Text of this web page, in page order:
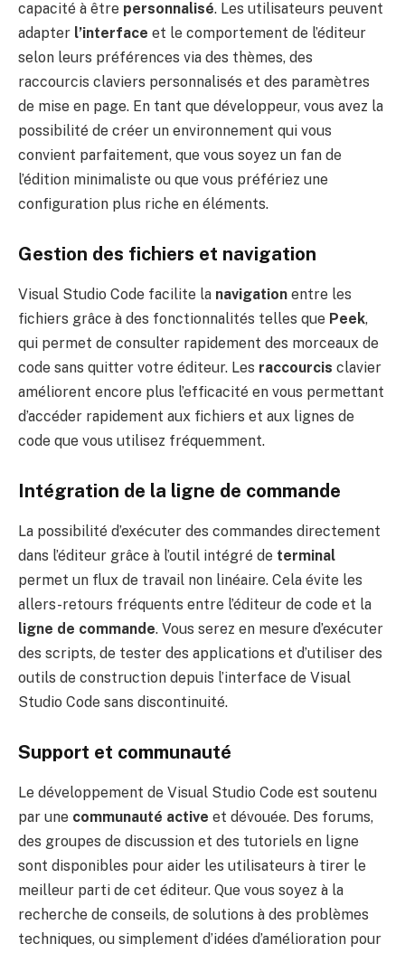
capacité à être personnalisé. Les utilisateurs peuvent
adapter l’interface et le comportement de l’éditeur
selon leurs préférences via des thèmes, des
raccourcis claviers personnalisés et des paramètres
de mise en page. En tant que développeur, vous avez la
possibilité de créer un environnement qui vous
convient parfaitement, que vous soyez un fan de
l’édition minimaliste ou que vous préfériez une
configuration plus riche en éléments.
Gestion des fichiers et navigation
Visual Studio Code facilite la navigation entre les
fichiers grâce à des fonctionnalités telles que Peek,
qui permet de consulter rapidement des morceaux de
code sans quitter votre éditeur. Les raccourcis clavier
améliorent encore plus l’efficacité en vous permettant
d’accéder rapidement aux fichiers et aux lignes de
code que vous utilisez fréquemment.
Intégration de la ligne de commande
La possibilité d’exécuter des commandes directement
dans l’éditeur grâce à l’outil intégré de terminal
permet un flux de travail non linéaire. Cela évite les
allers-retours fréquents entre l’éditeur de code et la
ligne de commande. Vous serez en mesure d’exécuter
des scripts, de tester des applications et d’utiliser des
outils de construction depuis l’interface de Visual
Studio Code sans discontinuité.
Support et communauté
Le développement de Visual Studio Code est soutenu
par une communauté active et dévouée. Des forums,
des groupes de discussion et des tutoriels en ligne
sont disponibles pour aider les utilisateurs à tirer le
meilleur parti de cet éditeur. Que vous soyez à la
recherche de conseils, de solutions à des problèmes
techniques, ou simplement d’idées d’amélioration pour